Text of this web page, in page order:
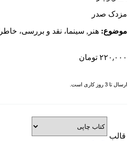
مزدک صدر
موضوع: هنر, سینما، نقد و بررسی،
۲۲۰,۰۰۰تومان
ارسال تا 3 روز کاری است.
قالب